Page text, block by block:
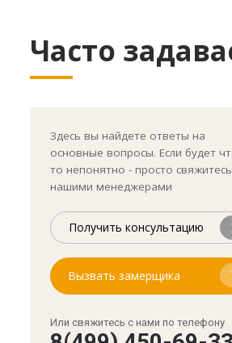
Часто
Здесь вы найдете ответы на
основные вопросы. Если будет
то непонятно - просто
нашими менеджерами
Получить консультацию
Вызвать замерщика
Или свяжитесь с нами по телефону